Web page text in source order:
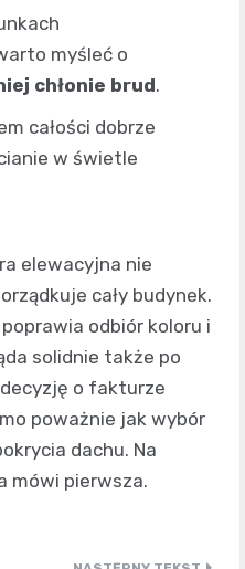
myśleć o
chłonie brud.
całości dobrze
w świetle
elewacyjna nie
cały budynek.
odbiór koloru i
solidnie także po
o fakturze
poważnie jak wybór
dachu. Na
mówi pierwsza.